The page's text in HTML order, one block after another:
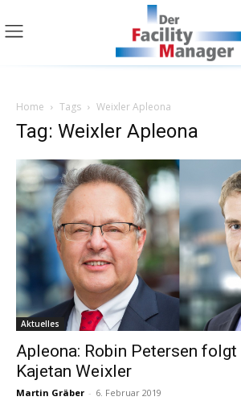
Home Tags Weixler Apleona
Tag: Weixler Apleona
Aktuelles
Apleona: Robin Petersen
Kajetan Weixler
Martin Gräber - 6. Februar 2019